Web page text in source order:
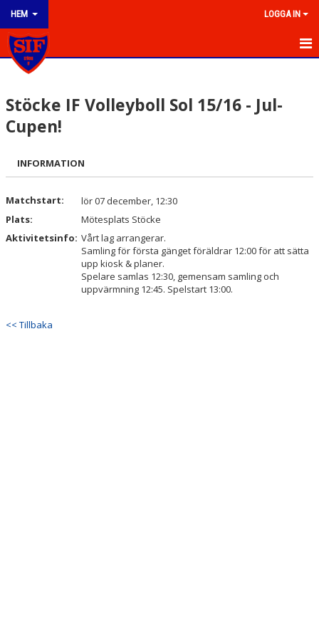
HEM LOGGA IN
HEM
NYHETER
OM KLUBBEN
KONTAKT
KALENDER
BILDGALLERI
VÅRA LAG/TRÄNARE
Stöcke IF Volleyboll Sol 15/16 - Jul-
Cupen!
INFORMATION
Matchstart:
lör 07 december, 12:30
Plats:
Mötesplats Stöcke
Aktivitetsinfo: Vårt lag arrangerar.
Samling för första gänget föräldrar 12:00 för att sätta
upp kiosk & planer.
Spelare samlas 12:30, gemensam samling och
uppvärmning 12:45. Spelstart 13:00.
<< Tillbaka